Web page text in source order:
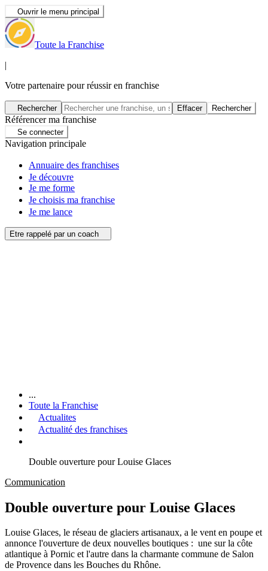
Ouvrir le menu principal
Toute la Franchise
|
Votre partenaire pour réussir en franchise
Rechercher Effacer Rechercher
Référencer ma franchise
Se connecter
Navigation principale
Annuaire des franchises
Je découvre
Je me forme
Je choisis ma franchise
Je me lance
Etre rappelé par un coach
...
Toute la Franchise
Actualites
Actualité des franchises
Double ouverture pour Louise Glaces
Communication
Double ouverture pour Louise Glaces
Louise Glaces, le réseau de glaciers artisanaux, a le vent en poupe et
annonce l'ouverture de deux nouvelles boutiques : une sur la côte
atlantique à Pornic et l'autre dans la charmante commune de Salon
de Provence dans les Bouches du Rhône.